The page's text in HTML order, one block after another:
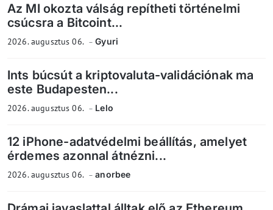
Az MI okozta válság repítheti történelmi
csúcsra a Bitcoint...
2026. augusztus 06. Gyuri
Ints búcsút a kriptovaluta-validációnak ma
este Budapesten...
2026. augusztus 06. Lelo
12 iPhone-adatvédelmi beállítás, amelyet
érdemes azonnal átnézni...
2026. augusztus 06. anorbee